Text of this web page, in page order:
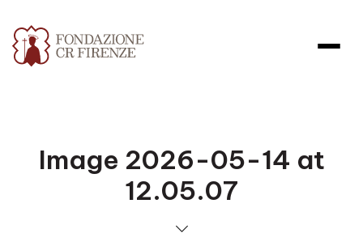
Image 2026-05-14 at
12.05.07